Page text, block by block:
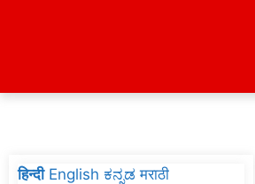
हिन्दी English ಕನ್ನಡ मराठी